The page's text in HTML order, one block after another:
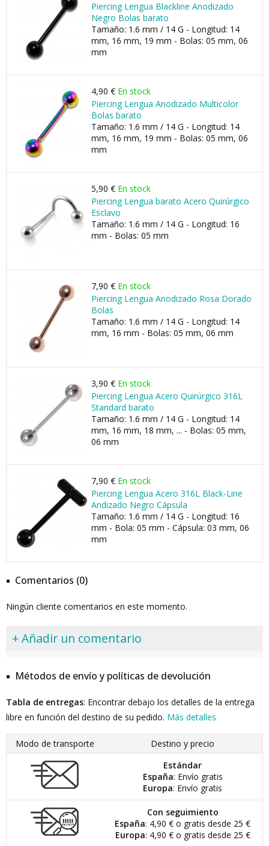
Piercing Lengua Blackline Anodizado
Negro Bolas barato
Tamaño: 1.6 mm / 14 G - Longitud: 14
mm, 16 mm, 19 mm - Bolas: 05 mm, 06
mm
4,90 € En stock
Piercing Lengua Anodizado Multicolor
Bolas barato
Tamaño: 1.6 mm / 14 G - Longitud: 14
mm, 16 mm, 19 mm - Bolas: 05 mm, 06
mm
5,90 € En stock
Piercing Lengua barato Acero Quirúrgico
Esclavo
Tamaño: 1.6 mm / 14 G - Longitud: 16
mm - Bolas: 05 mm
7,90 € En stock
Piercing Lengua Anodizado Rosa Dorado
Bolas
Tamaño: 1.6 mm / 14 G - Longitud: 14
mm, 16 mm - Bolas: 05 mm, 06 mm
3,90 € En stock
Piercing Lengua Acero Quirúrgico 316L
Standard barato
Tamaño: 1.6 mm / 14 G - Longitud: 14
mm, 16 mm, 18 mm, ... - Bolas: 05 mm,
06 mm
7,90 € En stock
Piercing Lengua Acero 316L Black-Line
Andizado Negro Cápsula
Tamaño: 1.6 mm / 14 G - Longitud: 16
mm - Bola: 05 mm - Cápsula: 03 mm, 06
mm
Comentarios (0)
Ningún cliente comentarios en este momento.
+ Añadir un comentario
Métodos de envío y políticas de devolución
Tabla de entregas: Encontrar debajo los detalles de la entrega
libre en función del destino de su pedido. Más detalles
Modo de transporte
Destino y precio
Estándar
España: Envío gratis
Europa: Envío gratis
Con seguimiento
España: 4,90 € o gratis desde 25 €
Europa: 4,90 € o gratis desde 25 €